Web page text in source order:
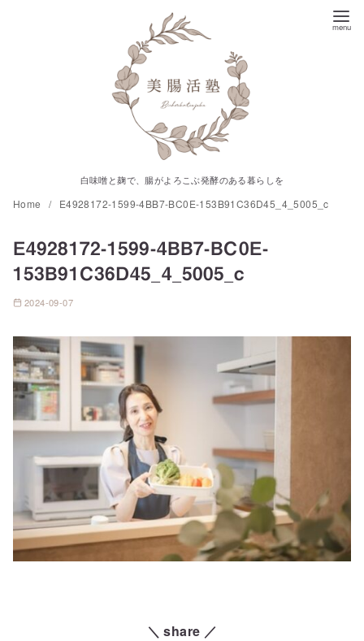
白味噌と麹で、腸がよろこぶ発酵のある暮らしを
Home E4928172-1599-4BB7-BC0E-153B91C36D45_4_5005_c
E4928172-1599-4BB7-BC0E-
153B91C36D45_4_5005_c
2024-09-07
＼ share ／